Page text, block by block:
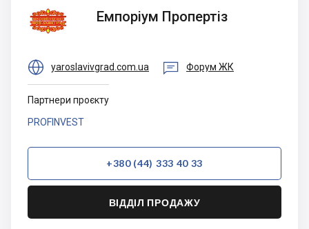
Емпоріум
Пропертіз
Емпоріум Пропертіз
 yaroslavivgrad.com.ua  Форум ЖК
+380 (44) 333 40 33
ВІДДІЛ ПРОДАЖУ
Партнери проєкту
PROFINVEST